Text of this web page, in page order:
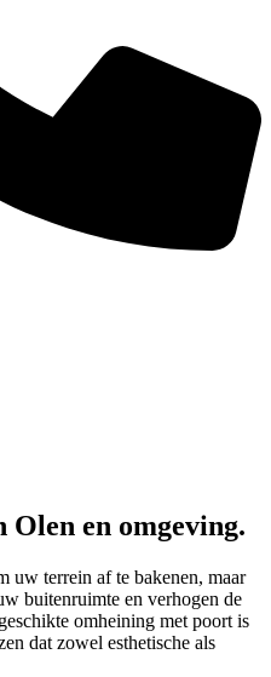
en omgeving.
uw terrein af te bakenen, maar
buitenruimte en verhogen de
omheining met poort is
dat zowel esthetische als